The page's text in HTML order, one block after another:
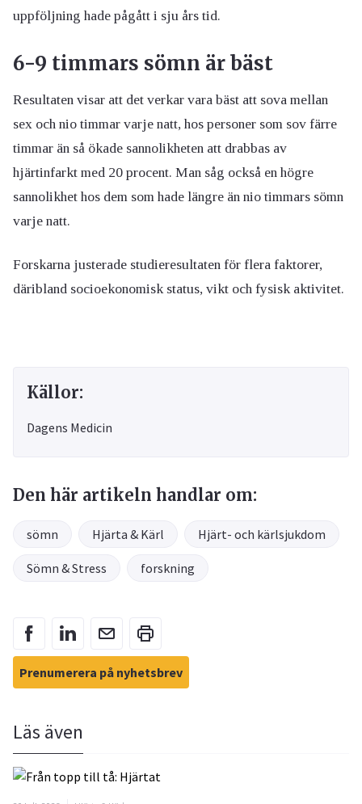
uppföljning hade pågått i sju års tid.
6-9 timmars sömn är bäst
Resultaten visar att det verkar vara bäst att sova mellan
sex och nio timmar varje natt, hos personer som sov färre
timmar än så ökade sannolikheten att drabbas av
hjärtinfarkt med 20 procent. Man såg också en högre
sannolikhet hos dem som hade längre än nio timmars sömn
varje natt.
Forskarna justerade studieresultaten för flera faktorer,
däribland socioekonomisk status, vikt och fysisk aktivitet.
Källor:
Dagens Medicin
Den här artikeln handlar om:
sömn Hjärta & Kärl Hjärt- och kärlsjukdom
Sömn & Stress forskning
Prenumerera på nyhetsbrev
Läs även